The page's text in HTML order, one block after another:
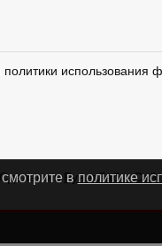
использования
Сделано вРунетЛаб –
вполитике